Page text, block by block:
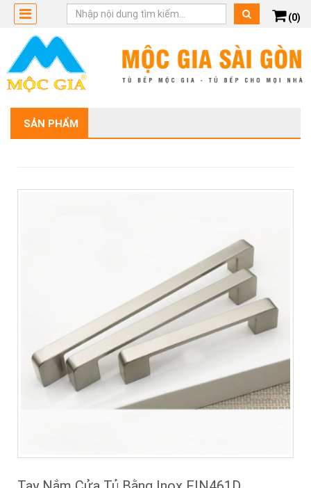
(0)
SẢN PHẨM